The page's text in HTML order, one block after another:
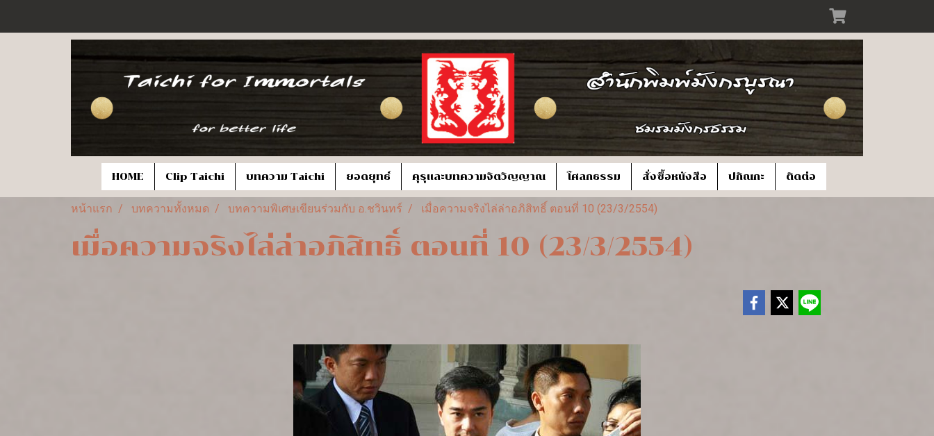
HOME Clip Taichi บทความ Taichi ยอดยุทธ์ คุรุและบทความจิตวิญญาณ โศลกธรรม สั่งซื้อหนังสือ ปกิณกะ ติดต่อ
หน้าแรก บทความทั้งหมด บทความพิเศษเขียนร่วมกับ อ.ชวินทร์ เมื่อความจริงไล่ล่าอภิสิทธิ์ ตอนที่ 10 (23/3/2554)
เมื่อความจริงไล่ล่าอภิสิทธิ์ ตอนที่ 10 (23/3/2554)